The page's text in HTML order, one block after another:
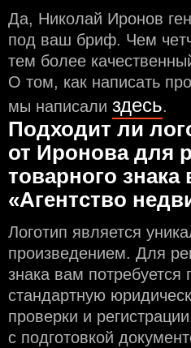
Да, Николай Иронов
под ваш бриф. Чем
тем более
О том, как написать
мы написали здесь.
Подходит ли
от Иронова для
товарного знака
«Агентство
Логотип является
произведением. Для
знака вам потребуется
стандартную
проверки и
с подготовкой